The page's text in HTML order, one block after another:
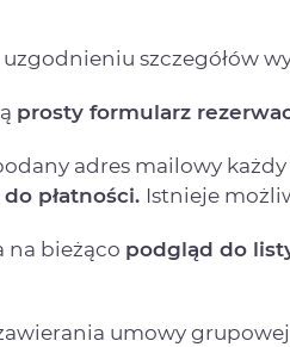
szczegółów
prosty formularz
adres mailowy
płatności. Istnieje
na bieżąco podgląd do
umowy